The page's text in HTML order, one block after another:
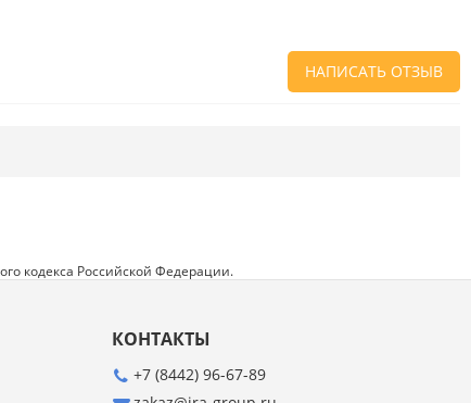
НАПИСАТЬ ОТЗЫВ
Доставка. Как был упакован товар?
Товар. Качественный? Какие его плюсы и
минусы?
кодекса Российской Федерации.
КОНТАКТЫ
+7 (8442) 96-67-89